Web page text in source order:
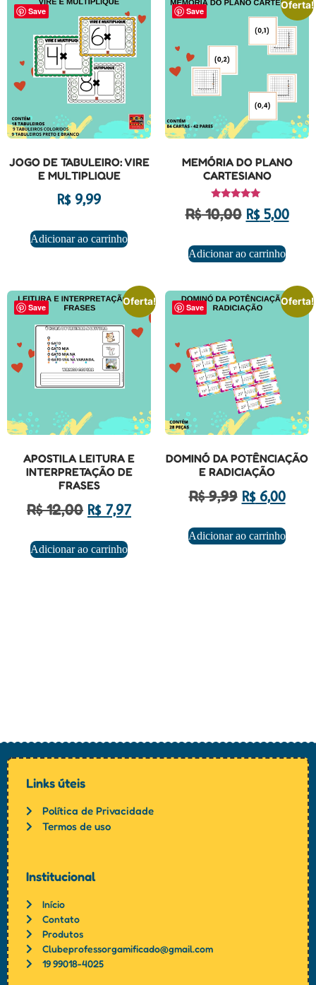
Save
JOGO DE TABULEIRO: VIRE
E MULTIPLIQUE
R$9,99
Adicionar ao carrinho
Save
Oferta!
MEMÓRIA DO PLANO
CARTESIANO
Avaliação
5.00
de 5
R$10,00 R$5,00
Adicionar ao carrinho
Save
Oferta!
APOSTILA LEITURA E
INTERPRETAÇÃO DE
FRASES
R$12,00 R$7,97
Adicionar ao carrinho
Save
Oferta!
DOMINÓ DA POTÊNCIAÇÃO
E RADICIAÇÃO
R$9,99 R$6,00
Adicionar ao carrinho
Links úteis
Política de Privacidade
Termos de uso
Institucional
Início
Contato
Produtos
Clubeprofessorgamificado@gmail.com
19 99018-4025